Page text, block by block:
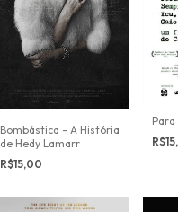
Bombástica - A História
de Hedy Lamarr
R$15,00
Para